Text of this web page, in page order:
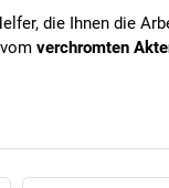
die Ihnen die
verchromten